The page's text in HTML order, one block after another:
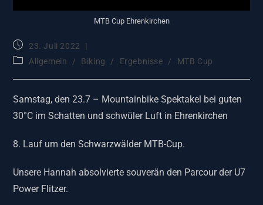
MTB Cup Ehrenkirchen
23. Juli 2022
Allgemein
/ Biking / Ergebnisse / MTB Cup
Samstag, den 23.7 – Mountainbike Spektakel bei guten
30°C im Schatten und schwüler Luft in Ehrenkirchen
8. Lauf um den Schwarzwälder MTB-Cup.
Unsere Hannah absolvierte souverän den Parcour der U7
Power Flitzer.